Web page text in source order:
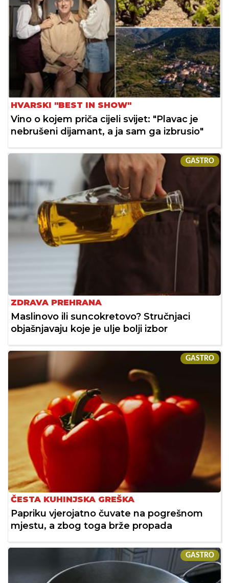
HVARSKI "BEST IN SHOW"
Vino o kojem priča cijeli svijet: "Plavac je
nebrušeni dijamant, a ja sam ga izbrusio"
GASTRO
ZDRAVA PREHRANA
Maslinovo ili suncokretovo? Stručnjaci
objašnjavaju koje je ulje bolji izbor
GASTRO
ČESTA KUHINJSKA GREŠKA
Papriku vjerojatno čuvate na pogrešnom
mjestu, a zbog toga brže propada
GASTRO